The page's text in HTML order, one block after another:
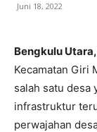
Juni 18, 2022
Bengkulu
Kecamatan Giri
salah satu desa
infrastruktur
perwajahan